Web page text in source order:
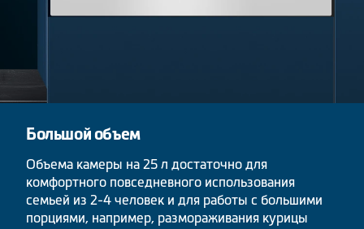
Большой объем
Объема камеры на 25 л достаточно для
комфортного повседневного использования
семьей из 2-4 человек и для работы с большими
порциями, например, размораживания курицы